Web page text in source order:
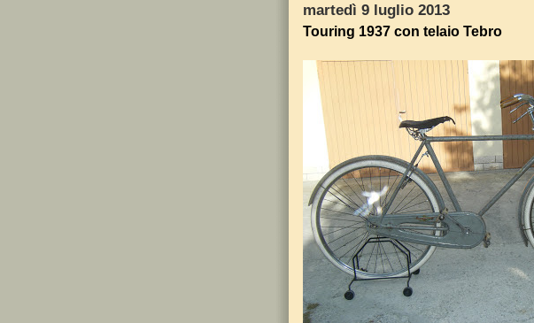
martedì 9 luglio 2013
Touring 1937 con telaio Tebro